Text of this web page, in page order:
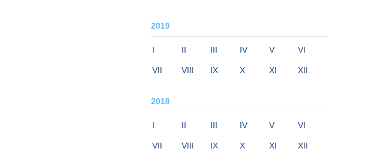
2019
I II III IV V VI
VII VIII IX X XI XII
2018
I II III IV V VI
VII VIII IX X XI XII